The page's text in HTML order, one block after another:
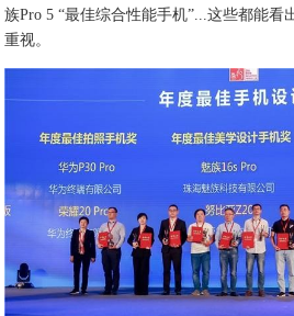
族Pro 5 “最佳综合性能手机”...这些都能看
重视。